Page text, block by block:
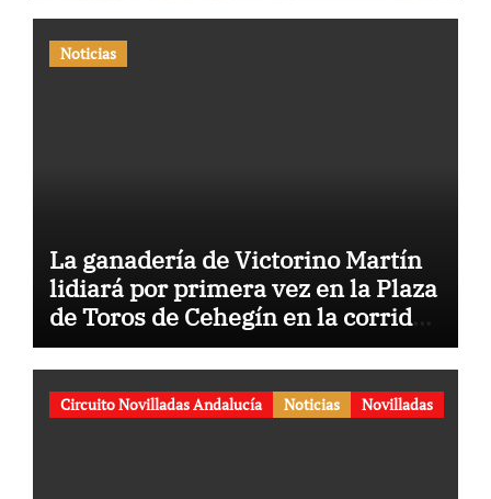
Noticias
La ganadería de Victorino Martín
lidiará por primera vez en la Plaza
de Toros de Cehegín en la corrida
conmemorativa de su 125
aniversario
Circuito Novilladas Andalucía Noticias Novilladas